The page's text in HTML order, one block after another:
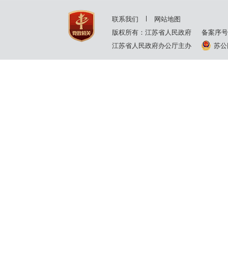
联系我们
网站地图
版权所有：江苏省人民政府
备案序
江苏省人民政府办公厅主办
苏